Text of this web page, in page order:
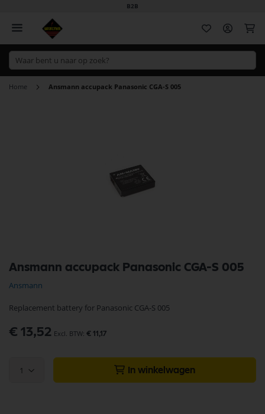
B2B
Home Ansmann accupack Panasonic CGA-S 005
Ansmann accupack Panasonic CGA-S 005
Ansmann
Replacement battery for Panasonic CGA-S 005
€ 13,52 € 11,17
1 In winkelwagen
naar
het
begin
de
gallerij